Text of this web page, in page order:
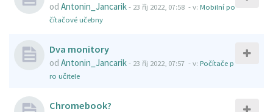
od Antonin_Jancarik- 23 říj 2022, 07:58 - v: Mobilní po
čítačové učebny
Dva monitory
od Antonin_Jancarik- 23 říj 2022, 07:57 - v: Počítače p
ro učitele
Chromebook?